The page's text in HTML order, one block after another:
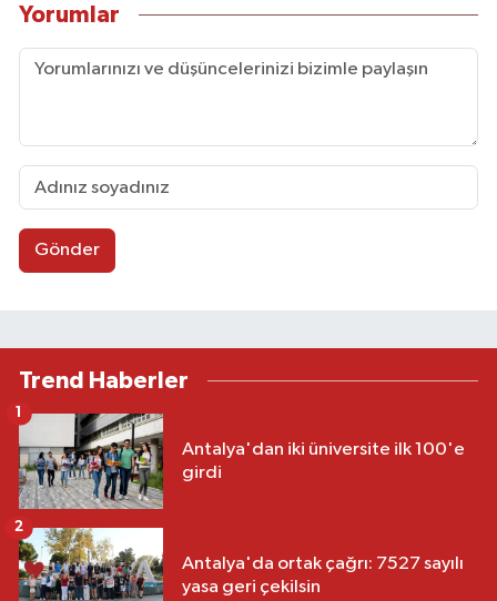
Yorumlar
Gönder
Trend Haberler
Antalya'dan iki üniversite ilk 100'e
girdi
1
Antalya'da ortak çağrı: 7527 sayılı
yasa geri çekilsin
2